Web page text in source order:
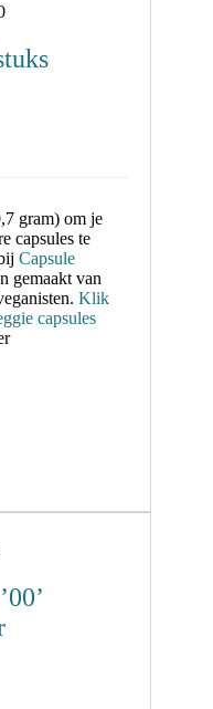
gram) om je
capsules te
Capsule
gemaakt van
Klik
capsules